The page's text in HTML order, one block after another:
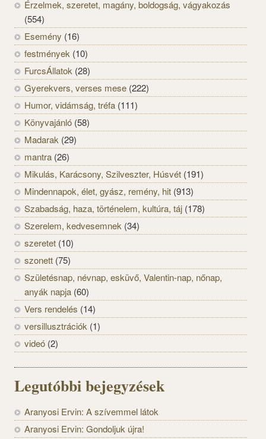
Érzelmek, szeretet, magány, boldogság, vágyakozás
(554)
Esemény (16)
festmények (10)
FurcsÁllatok (28)
Gyerekvers, verses mese (222)
Humor, vidámság, tréfa (111)
Könyvajánló (58)
Madarak (29)
mantra (26)
Mikulás, Karácsony, Szilveszter, Húsvét (191)
Mindennapok, élet, gyász, remény, hit (913)
Szabadság, haza, történelem, kultúra, táj (178)
Szerelem, kedvesemnek (34)
szeretet (10)
szonett (75)
Születésnap, névnap, esküvő, Valentin-nap, nőnap,
anyák napja (60)
Vers rendelés (14)
versillusztrációk (1)
videó (2)
Legutóbbi bejegyzések
Aranyosi Ervin: A szívemmel látok
Aranyosi Ervin: Gondoljuk újra!